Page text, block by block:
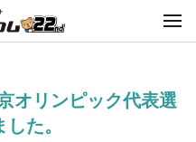
オリンピック代表選
た。